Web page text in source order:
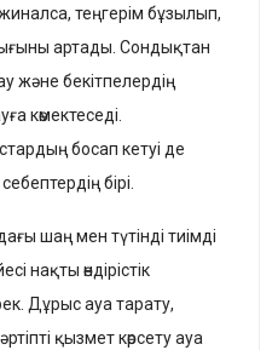
теңгерім бұзылып,
артады. Сондықтан
және бекітпелердің
көмектеседі.
босап кетуі де
бірі.
шаң мен түтінді тиімді
нақты өндірістік
Дұрыс ауа тарату,
қызмет көрсету ауа